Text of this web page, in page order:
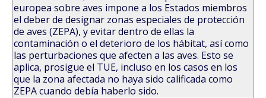
europea sobre aves impone a los Estados miembros
el deber de designar zonas especiales de protección
de aves (ZEPA), y evitar dentro de ellas la
contaminación o el deterioro de los hábitat, así como
las perturbaciones que afecten a las aves. Esto se
aplica, prosigue el TUE, incluso en los casos en los
que la zona afectada no haya sido calificada como
ZEPA cuando debía haberlo sido.